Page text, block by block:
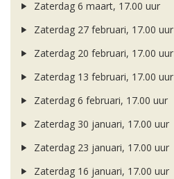
Zaterdag 6 maart, 17.00 uur
Zaterdag 27 februari, 17.00 uur
Zaterdag 20 februari, 17.00 uur
Zaterdag 13 februari, 17.00 uur
Zaterdag 6 februari, 17.00 uur
Zaterdag 30 januari, 17.00 uur
Zaterdag 23 januari, 17.00 uur
Zaterdag 16 januari, 17.00 uur